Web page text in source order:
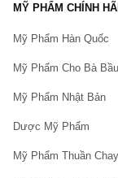
Tên sản phẩm
Nhà sản xuất
Xuất xứ thương
MỸ PHẨM CHÍNH
Mỹ Phẩm Hàn Quốc
Mỹ Phẩm Cho Bà Bầu
Mỹ Phẩm Nhật Bản
Dược Mỹ Phẩm
Mỹ Phẩm Thuần Chay